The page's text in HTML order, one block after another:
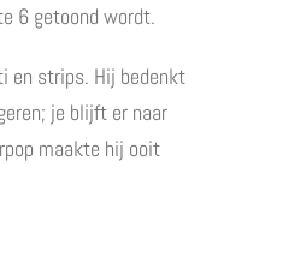
6 getoond wordt.
en strips. Hij bedenkt
je blijft er naar
maakte hij ooit